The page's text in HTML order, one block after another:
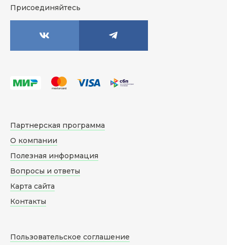
Присоединяйтесь
Партнерская программа
О компании
Полезная информация
Вопросы и ответы
Карта сайта
Контакты
Пользовательское соглашение